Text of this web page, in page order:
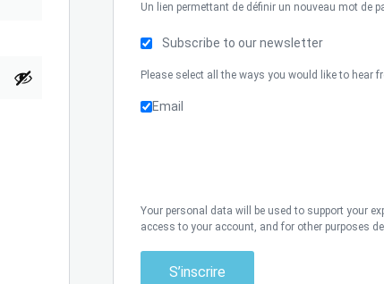
Un lien permettant de définir un nouveau mot de
Subscribe to our newsletter
Please select all the ways you would like to hear
Email
Your personal data will be used to support your
access to your account, and for other purposes
S’inscrire